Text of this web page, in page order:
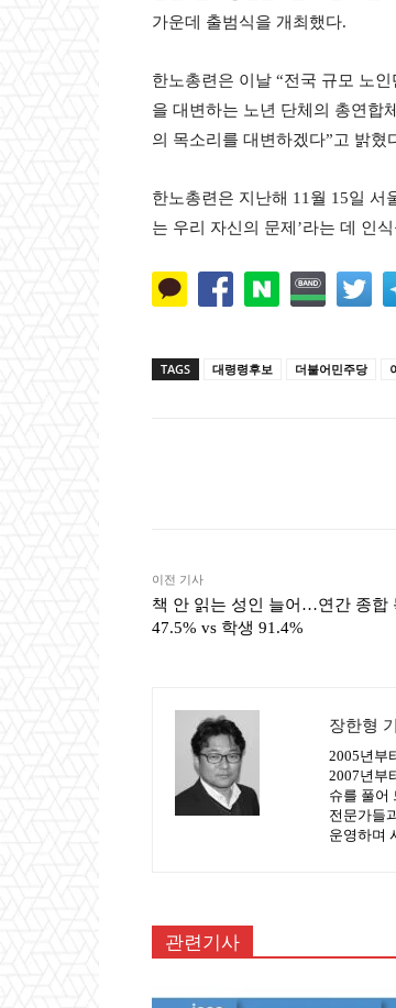
가운데 출범식을 개최했다.
한노총련은 이날 “전국 규모 노
을 대변하는 노년 단체의 총연합
의 목소리를 대변하겠다”고 밝혔
한노총련은 지난해 11월 15일 서
는 우리 자신의 문제’라는 데 인
TAGS 대령령후보 더불어민주당
이전 기사
책 안 읽는 성인 늘어…연간 종합
47.5% vs 학생 91.4%
장한형
2005년부
2007년부
슈를 풀어
전문가들
운영하며
관련기사